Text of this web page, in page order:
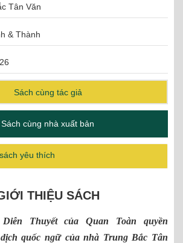
Tân Văn
& Thành
Sách cùng tác giả
Sách cùng nhà xuất bản
yêu thích
THIỆU SÁCH
Thuyết của Quan Toàn quyền
quốc ngữ của nhà Trung Bắc Tân